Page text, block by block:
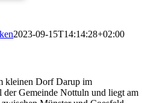
2023-09-15T14:14:28+02:00
kleinen Dorf Darup im
Gemeinde Nottuln und liegt am